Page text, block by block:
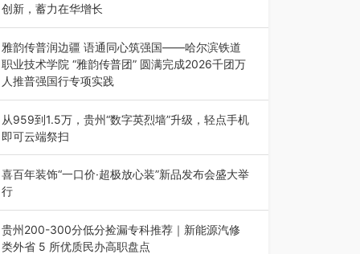
创新，蓄力在华增长
融合全球研发实力与本土洞察，深化客户共创，赋
能西南市场创新发展 （7月27日，成…
雅韵传普润边疆 语通同心筑强国——哈尔滨铁道
职业技术学院 “雅韵传普团” 圆满完成2026千团万
人推普强国行专项实践
为扎实推进2026“千团万人推普强国行”大学生暑
期社会实践，牢牢紧扣 “雅韵传普…
从959到1.5万，贵州“数字英烈墙”升级，轻点手机
即可云端祭扫
八一建军节到来之际，由贵州省退役军人事务厅指
导，贵阳市退役军人事务局联合贵州广电…
喜百年装饰“一口价·超极放心装”新品发布会盛大举
行
2026年7月31日，喜百年装饰“一口价·超极放心
装”新品发布会在贵阳隆重举行。…
贵州200-300分低分捡漏专科推荐｜新能源汽修
类外省 5 所优质民办高职盘点